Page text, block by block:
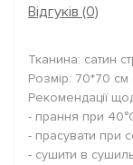
Відгуків (0)
Тканина: сатин
Розмір: 70*70 см
Рекомендації
- прання при
- прасувати при
- сушити в